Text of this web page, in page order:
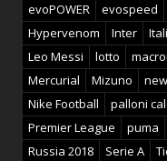
evoPOWER
evospeed
Hypervenom
Inter
Leo Messi
lotto
Mercurial
Mizuno
Nike Football
palloni
Premier League
puma
Russia 2018
Serie A